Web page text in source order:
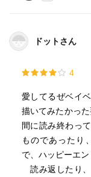
ドットさん
4
愛してるぜベイ
描いてみたかっ
間に読み終わっ
ものであったり
で、ハッピーエ
読み返したり